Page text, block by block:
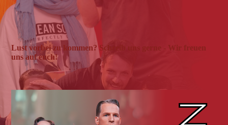
Lust vorbei zu kommen? Schreib uns gerne - Wir freuen
uns auf euch!